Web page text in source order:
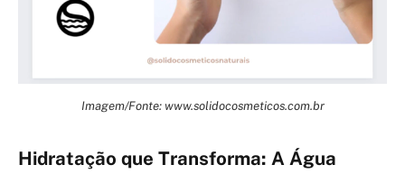
Imagem/Fonte: www.solidocosmeticos.com.br
Hidratação que Transforma: A Água